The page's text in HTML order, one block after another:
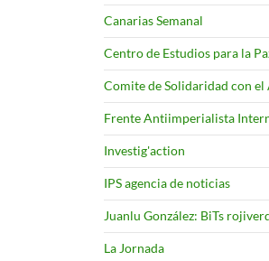
Canarias Semanal
Centro de Estudios para la
Comite de Solidaridad con
Frente Antiimperialista
Investig'action
IPS agencia de noticias
Juanlu González: BiTs
La Jornada